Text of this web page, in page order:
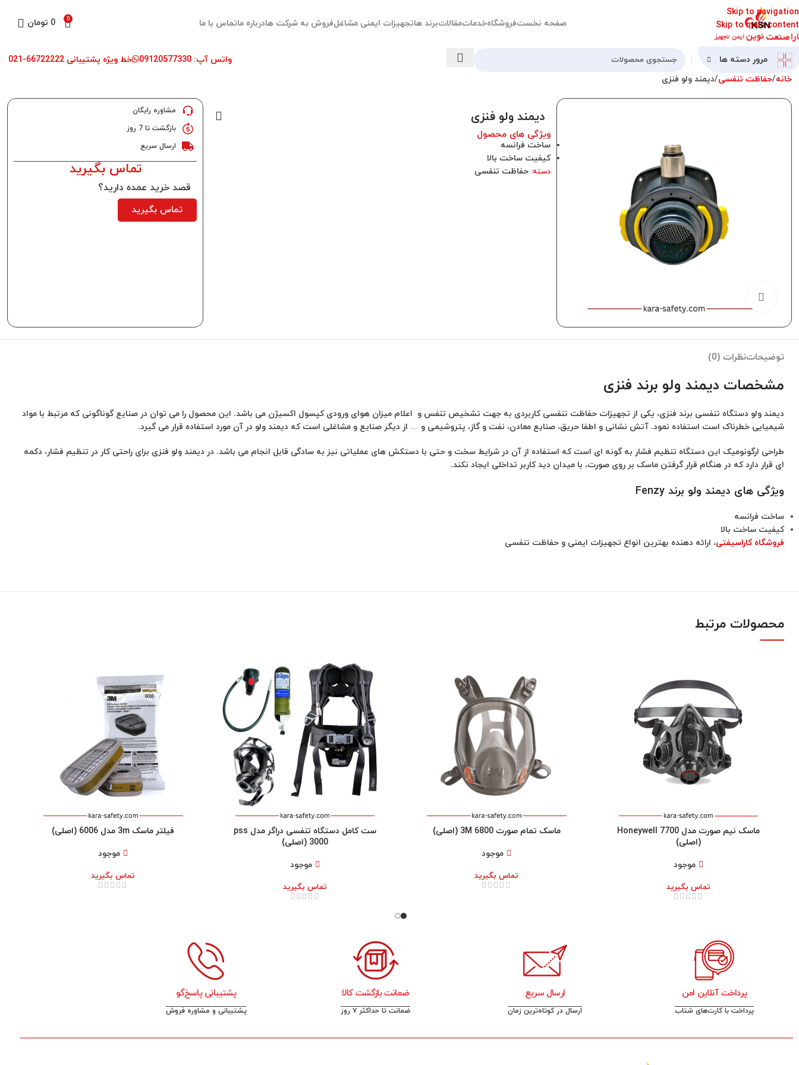
Skip to navigation
Skip to main content
صفحه نخستفروشگاهخدماتمقالاتبرند هاتجهیزات ایمنی مشاغلفروش به شرکت هادرباره ماتماس با ما 0
0 تومان
مرور دسته ها واتس آپ: 09120577330
خط ویژه پشتیبانی 66722222-021
خانه حفاظت تنفسی دیمند ولو فنزی
دیمند ولو فنزی
ویژگی های محصول
ساخت فرانسه
کیفیت ساخت بالا
دسته: حفاظت تنفسی
مشاوره رایگان
بازگشت تا 7 روز
ارسال سریع
تماس بگیرید
قصد خرید عمده دارید؟
تماس بگیرید
توضیحاتنظرات (0)
مشخصات دیمند ولو برند فنزی
دیمند ولو دستگاه تنفسی برند فنزی، یکی از تجهیزات حفاظت تنفسی کاربردی به جهت تشخیص تنفس و اعلام میزان هوای ورودی کپسول اکسیژن می باشد. این محصول را می توان در صنایع گوناگونی که مرتبط با مواد
شیمیایی خطرناک است استفاده نمود. آتش نشانی و اطفا حریق، صنایع معادن، نفت و گاز، پتروشیمی و … از دیگر صنایع و مشاغلی است که دیمند ولو در آن مورد استفاده قرار می گیرد.
طراحی ارگونومیک این دستگاه تنظیم فشار به گونه ای است که استفاده از آن در شرایط سخت و حتی با دستکش های عملیاتی نیز به سادگی قابل انجام می باشد. در دیمند ولو فنزی برای راحتی کار در تنظیم فشار، دکمه
ای قرار دارد که در هنگام قرار گرفتن ماسک بر روی صورت، با میدان دید کاربر تداخلی ایجاد نکند.
ویژگی های دیمند ولو برند Fenzy
ساخت فرانسه
کیفیت ساخت بالا
فروشگاه کاراسیفتی، ارائه دهنده بهترین انواع تجهیزات ایمنی و حفاظت تنفسی
محصولات مرتبط
ماسک نیم صورت مدل 7700 Honeywell
(اصلی)
موجود
تماس بگیرید
ماسک تمام صورت 3M 6800 (اصلی)
موجود
تماس بگیرید
ست کامل دستگاه تنفسی دراگر مدل pss
3000 (اصلی)
موجود
تماس بگیرید
فیلتر ماسک 3m مدل 6006 (اصلی)
موجود
تماس بگیرید
پرداخت آنلاین امن
پرداخت با کارت‌های شتاب
ارسال سریع
ارسال در کوتاه‌ترین زمان
ضمانت بازگشت کالا
ضمانت تا حداکثر ۷ روز
پشتیبانی پاسخ‌گو
پشتیبانی و مشاوره فروش